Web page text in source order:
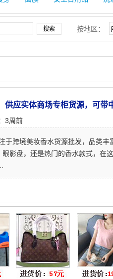
按地区：
供应实体商场专柜货源，可带
3周前
跨境美妆香水货源批发，品类丰
眼影盘，还是热门的香水款式，在